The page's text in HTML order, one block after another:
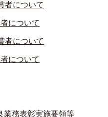
者について
について
者について
について
業務表彰実施要領等